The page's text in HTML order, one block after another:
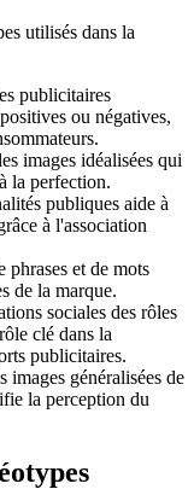
utilisés dans la
publicitaires
ou négatives,
images idéalisées qui
la perfection.
publiques aide à
à l'association
et de mots
de la marque.
sociales des rôles
clé dans la
publicitaires.
images généralisées de
la perception du